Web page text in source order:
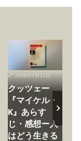
2026年7月11日
クッツェー
『マイケル・
K』あらす
じ・感想ー人
はどう生きる